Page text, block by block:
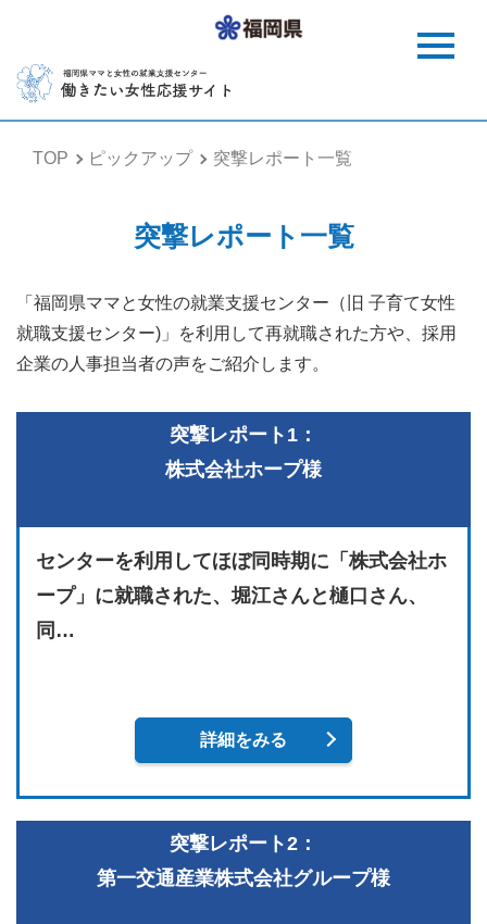
TOP ピックアップ 突撃レポート一覧
突撃レポート一覧
「福岡県ママと女性の就業支援センター（旧 子育て女性
就職支援センター)」を利用して再就職された方や、採用
企業の人事担当者の声をご紹介します。
突撃レポート1：
株式会社ホープ様
センターを利用してほぼ同時期に「株式会社ホ
ープ」に就職された、堀江さんと樋口さん、
同…
詳細をみる
突撃レポート2：
第一交通産業株式会社グループ様